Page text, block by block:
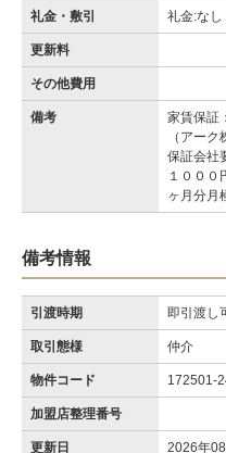
礼金・敷引 礼金:なし
更新料
その他費用
備考
家賃保証
（アー
保証会社
１０００
ヶ月分月
備考情報
引渡時期 即引渡し
取引態様 仲介
物件コード 172501-
加盟店整理番号
更新日 2026年